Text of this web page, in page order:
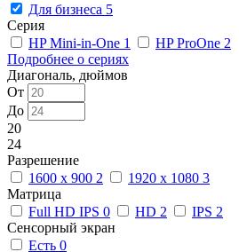
Для бизнеса 5
Серия
HP Mini-in-One 1 HP ProOne 2
Подробнее о сериях
Диагональ, дюймов
От
До
20
24
Разрешение
1600 x 900 2 1920 x 1080 3
Матрица
Full HD IPS 0 HD 2 IPS 2
Сенсорный экран
Есть 0